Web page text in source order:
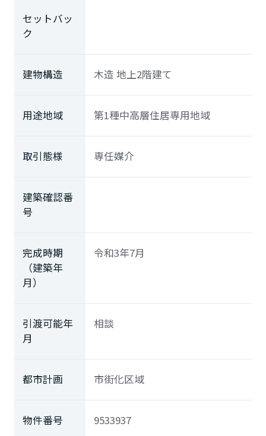
セットバッ
ク
建物構造 木造 地上2階建て
用途地域 第1種中高層住居専用地域
取引態様 専任媒介
建築確認番
号
完成時期
（建築年
月）
令和3年7月
引渡可能年
月
相談
都市計画 市街化区域
物件番号 9533937